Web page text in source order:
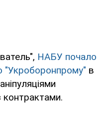
НАБУ почало
"Укроборонпрому" в